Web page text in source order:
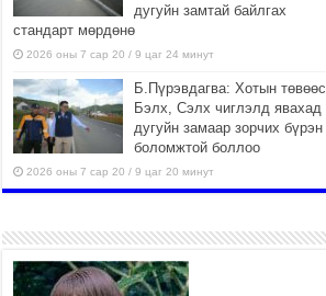
дугуйн замтай байлгах
стандарт мөрдөнө
2026 оны 7 сар 20 / 9 цаг 24 минут
Б.Пүрэвдагва: Хотын төвөөс
Бэлх, Сэлх чиглэлд явахад
дугуйн замаар зорчих бүрэн
боломжтой боллоо
2026 оны 7 сар 20 / 9 цаг 20 минут
шугам хоолойн ажил 80
хувьтай үргэлжилж байна
2026 оны 7 сар 20 / 9 цаг 14 минут